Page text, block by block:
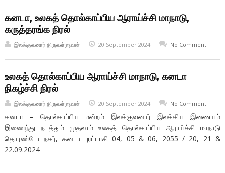
கனடா, உலகத் தொல்காப்பிய ஆராய்ச்சி மாநாடு,
கருத்தரங்க நிரல்
இலக்குவனார் திருவள்ளுவன் 20 September 2024 No Comment
உலகத் தொல்காப்பிய ஆராய்ச்சி மாநாடு, கனடா
நிகழ்ச்சி நிரல்
இலக்குவனார் திருவள்ளுவன் 20 September 2024 No Comment
கனடா – தொல்காப்பிய மன்றம் இலக்குவனார் இலக்கிய இணையம்
இணைந்து நடத்தும் முதலாம் உலகத் தொல்காப்பிய ஆராய்ச்சி மாநாடு
தொரண்டோ நகர், கனடா புரட்டாசி 04, 05 & 06, 2055 / 20, 21 &
22.09.2024